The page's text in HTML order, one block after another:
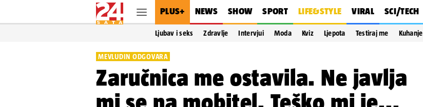
PLUS+ NEWS SHOW SPORT LIFE&STYLE VIRAL SCI/TECH
Ljubav i seks Zdravlje Intervjui Moda Kviz Ljepota Testiraj me Kuhanje
MEVLUDIN ODGOVARA
Zaručnica me ostavila. Ne javlja
mi se na mobitel. Teško mi je...